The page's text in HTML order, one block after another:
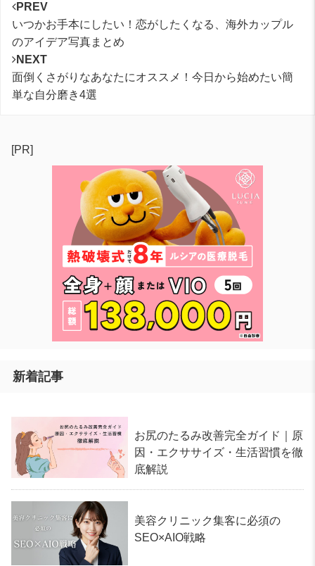
PREV
いつかお手本にしたい！恋がしたくなる、海外カップル
のアイデア写真まとめ
NEXT
面倒くさがりなあなたにオススメ！今日から始めたい簡
単な自分磨き4選
[PR]
新着記事
お尻のたるみ改善完全ガイド｜原
因・エクササイズ・生活習慣を徹
底解説
美容クリニック集客に必須の
SEO×AIO戦略